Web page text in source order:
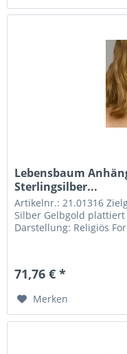
Lebensbaum
Sterlingsilber...
Artikelnr.: 21.01316
Silber Gelbgold
Darstellung: Religiös
71,76 € *
Merken